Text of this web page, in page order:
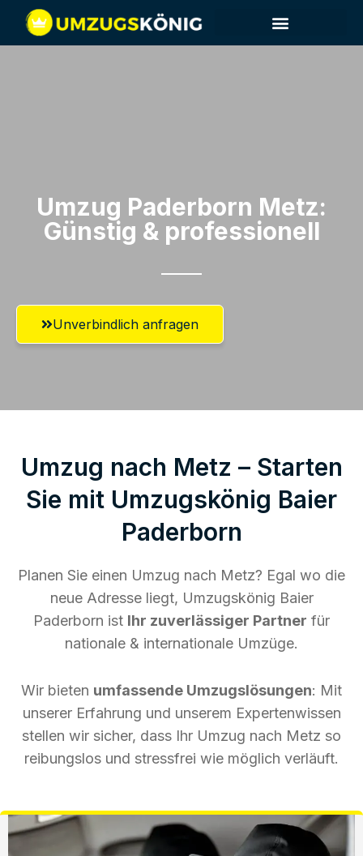
Umzug Paderborn​ Metz:
Günstig & professionell​
Unverbindlich anfragen
Umzug nach Metz – Starten
Sie mit Umzugskönig Baier
Paderborn
Planen Sie einen Umzug nach Metz? Egal wo die
neue Adresse liegt, Umzugskönig Baier
Paderborn ist Ihr zuverlässiger Partner für
nationale & internationale Umzüge.
Wir bieten umfassende Umzugslösungen: Mit
unserer Erfahrung und unserem Expertenwissen
stellen wir sicher, dass Ihr Umzug nach Metz so
reibungslos und stressfrei wie möglich verläuft.